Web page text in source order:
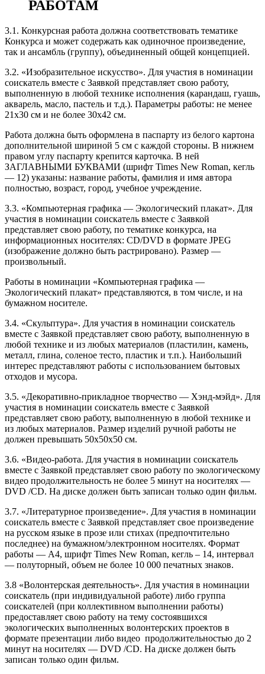
РАБОТАМ
3.1. Конкурсная работа должна соответствовать тематике
Конкурса и может содержать как одиночное произведение,
так и ансамбль (группу), объединенный общей концепцией.
3.2. «Изобразительное искусство». Для участия в номинации
соискатель вместе с Заявкой представляет свою работу,
выполненную в любой технике исполнения (карандаш, гуашь,
акварель, масло, пастель и т.д.). Параметры работы: не менее
21х30 см и не более 30х42 см.
Работа должна быть оформлена в паспарту из белого картона
дополнительной шириной 5 см с каждой стороны. В нижнем
правом углу паспарту крепится карточка. В ней
ЗАГЛАВНЫМИ БУКВАМИ (шрифт Timеs New Roman, кегль
— 12) указаны: название работы, фамилия и имя автора
полностью, возраст, город, учебное учреждение.
3.3. «Компьютерная графика — Экологический плакат». Для
участия в номинации соискатель вместе с Заявкой
представляет свою работу, по тематике конкурса, на
информационных носителях: CD/DVD в формате JPEG
(изображение должно быть растрировано). Размер —
произвольный.
Работы в номинации «Компьютерная графика —
Экологический плакат» представляются, в том числе, и на
бумажном носителе.
3.4. «Скульптура». Для участия в номинации соискатель
вместе с Заявкой представляет свою работу, выполненную в
любой технике и из любых материалов (пластилин, камень,
металл, глина, соленое тесто, пластик и т.п.). Наибольший
интерес представляют работы с использованием бытовых
отходов и мусора.
3.5. «Декоративно-прикладное творчество — Хэнд-мэйд». Для
участия в номинации соискатель вместе с Заявкой
представляет свою работу, выполненную в любой технике и
из любых материалов. Размер изделий ручной работы не
должен превышать 50х50х50 см.
3.6. «Видео-работа. Для участия в номинации соискатель
вместе с Заявкой представляет свою работу по экологическому
видео продолжительность не более 5 минут на носителях —
DVD /CD. На диске должен быть записан только один фильм.
3.7. «Литературное произведение». Для участия в номинации
соискатель вместе с Заявкой представляет свое произведение
на русском языке в прозе или стихах (предпочтительно
последнее) на бумажном/электронном носителях. Формат
работы — А4, шрифт Times New Roman, кегль – 14, интервал
— полуторный, объем не более 10 000 печатных знаков.
3.8 «Волонтерская деятельность». Для участия в номинации
соискатель (при индивидуальной работе) либо группа
соискателей (при коллективном выполнении работы)
предоставляет свою работу на тему состоявшихся
экологических выполненных волонтерских проектов в
формате презентации либо видео продолжительностью до 2
минут на носителях — DVD /CD. На диске должен быть
записан только один фильм.